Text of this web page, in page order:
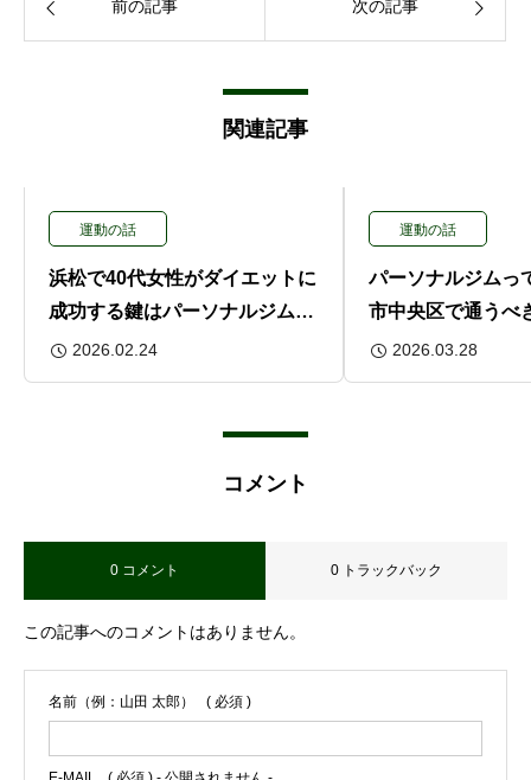
前の記事 次の記事
関連記事
運動の話
浜松で40代女性がダイエットに
成功する鍵はパーソナルジム
の“姿勢改善”だった？
2026.02.24
運動の話
パーソナルジムっ
市中央区で通うべ
は 2026.03.28
コメント
0 コメント 0 トラックバック
この記事へのコメントはありません。
名前（例：山田 太郎） ( 必須 )